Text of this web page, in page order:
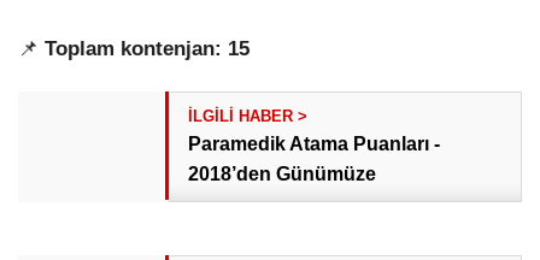
📌 Toplam kontenjan: 15
Paramedik Atama Puanları -
2018’den Günümüze